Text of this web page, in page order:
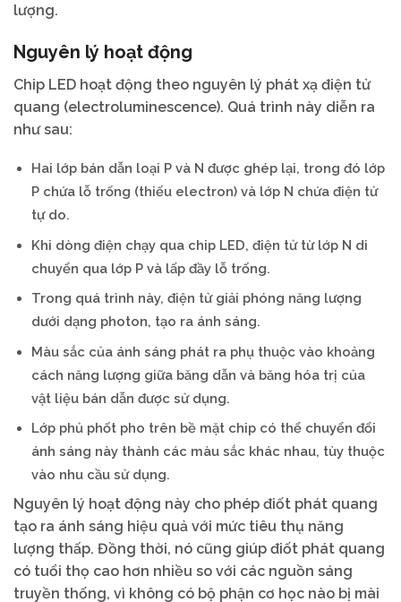
lượng.
Nguyên lý hoạt động
Chip LED hoạt động theo nguyên lý phát xạ điện tử
quang (electroluminescence). Quá trình này diễn ra
như sau:
Hai lớp bán dẫn loại P và N được ghép lại, trong đó lớp
P chứa lỗ trống (thiếu electron) và lớp N chứa điện tử
tự do.
Khi dòng điện chạy qua chip LED, điện tử từ lớp N di
chuyển qua lớp P và lấp đầy lỗ trống.
Trong quá trình này, điện tử giải phóng năng lượng
dưới dạng photon, tạo ra ánh sáng.
Màu sắc của ánh sáng phát ra phụ thuộc vào khoảng
cách năng lượng giữa băng dẫn và băng hóa trị của
vật liệu bán dẫn được sử dụng.
Lớp phủ phốt pho trên bề mặt chip có thể chuyển đổi
ánh sáng này thành các màu sắc khác nhau, tùy thuộc
vào nhu cầu sử dụng.
Nguyên lý hoạt động này cho phép điốt phát quang
tạo ra ánh sáng hiệu quả với mức tiêu thụ năng
lượng thấp. Đồng thời, nó cũng giúp điốt phát quang
có tuổi thọ cao hơn nhiều so với các nguồn sáng
truyền thống, vì không có bộ phận cơ học nào bị mài